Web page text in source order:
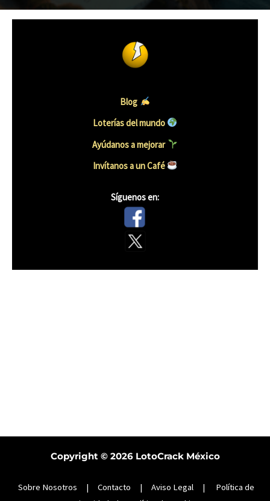
Blog
Loterías del mundo
Ayúdanos a mejorar
Invítanos a un Café
Síguenos en:
Copyright © 2026 LotoCrack México
Sobre Nosotros | Contacto | Aviso Legal| Política de